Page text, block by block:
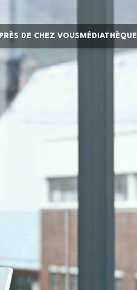
PRÈS DE CHEZ VOUS MÉDIATHÈQUE